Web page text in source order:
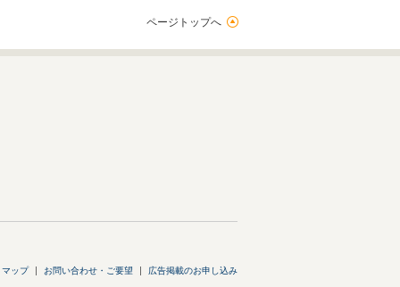
ページトップへ
マップ お問い合わせ・ご要望 広告掲載のお申し込み